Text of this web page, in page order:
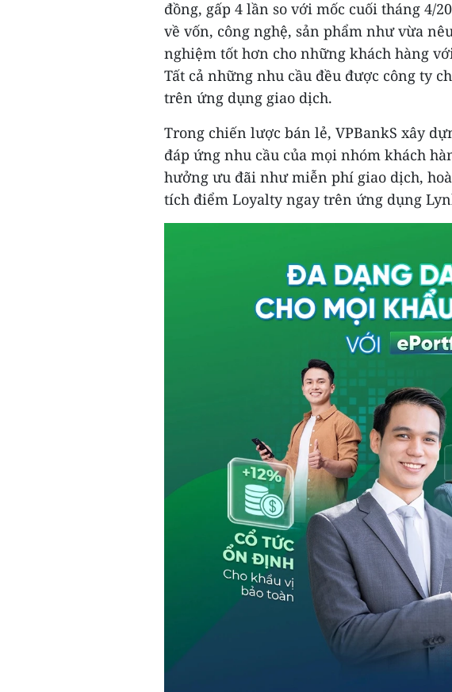
đồng, gấp 4 lần so với mốc cuối tháng 4/
về vốn, công nghệ, sản phẩm như vừa
nghiệm tốt hơn cho những khách hàng
Tất cả những nhu cầu đều được công ty
trên ứng dụng giao dịch.
Trong chiến lược bán lẻ, VPBankS xây
đáp ứng nhu cầu của mọi nhóm khách
hưởng ưu đãi như miễn phí giao dịch,
tích điểm Loyalty ngay trên ứng dụng